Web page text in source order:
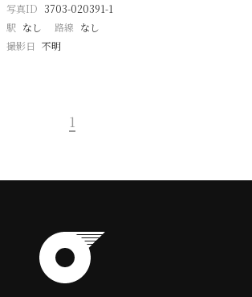
写真ID 3703-020391-1
駅 なし 路線 なし
撮影日
不明
1